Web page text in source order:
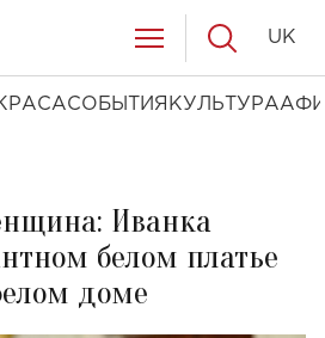
СОБЫТИЯ КУЛЬТУРА
UK
Иванка
белом платье
доме